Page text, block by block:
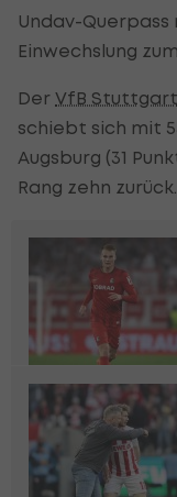
Undav-
Einwechslung
Der VfB Stuttgart
schiebt sich mit
Augsburg (31
Rang zehn zurück.